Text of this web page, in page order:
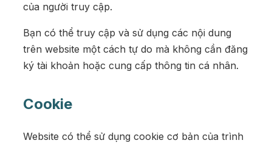
của người truy cập.
Bạn có thể truy cập và sử dụng các nội dung
trên website một cách tự do mà không cần đăng
ký tài khoản hoặc cung cấp thông tin cá nhân.
Cookie
Website có thể sử dụng cookie cơ bản của trình